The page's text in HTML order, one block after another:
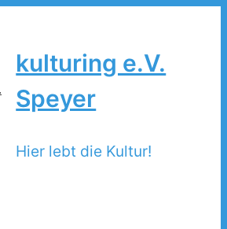
kulturing e.V.
Speyer
Hier lebt die Kultur!